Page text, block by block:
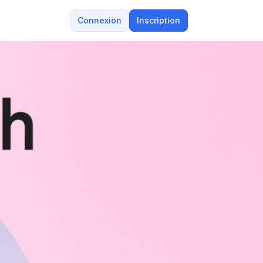
Connexion Inscription